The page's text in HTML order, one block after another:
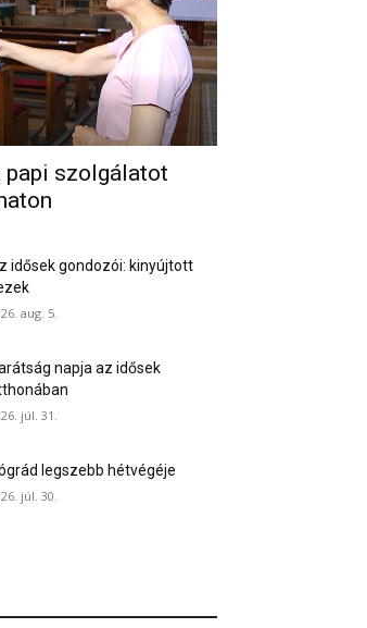
papi szolgálatot
idősek gondozói: kinyújtott
aug. 5.
napja az idősek
júl. 31.
legszebb hétvégéje
júl. 30.